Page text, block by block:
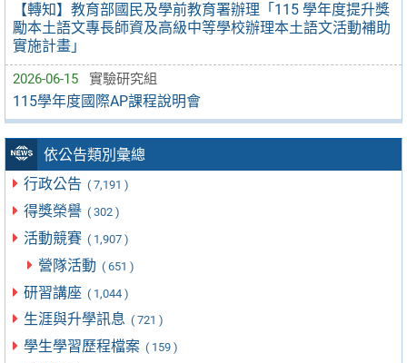
【轉知】教育部國民及學前教育署辦理「115 學年度提升獎
勵本土語文專長師資及高級中等學校辦理本土語文活動補助
實施計畫」
2026-06-15 實驗研究組
115學年度國際AP課程說明會
依公告類別彙總
行政公告 ( 7,191 )
得獎榮譽 ( 302 )
活動競賽 ( 1,907 )
營隊活動 ( 651 )
研習講座 ( 1,044 )
生涯與升學訊息 ( 721 )
學生學習歷程檔案 ( 159 )